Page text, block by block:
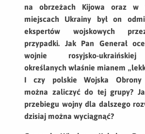
na obrzeżach Kijowa oraz w
miejscach Ukrainy był on
ekspertów wojskowych
przypadki. Jak Pan Generał
wojnie rosyjsko-
określanych właśnie mianem
I czy polskie Wojska Obrony
można zaliczyć do tej grupy?
przebiegu wojny dla dalszego
dzisiaj można wyciągnąć?